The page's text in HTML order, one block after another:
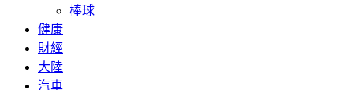
棒球
健康
財經
大陸
汽車